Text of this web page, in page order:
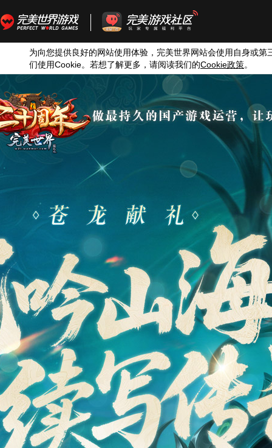
为向您提供良好的网站使用体验，完美世界网站会使用自身或第
们使用Cookie。若想了解更多，请阅读我们的Cookie政策。